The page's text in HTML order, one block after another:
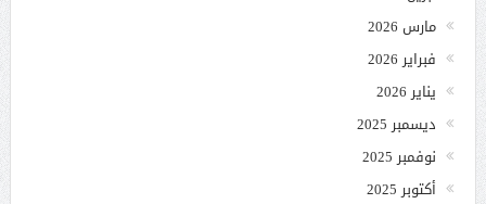
مارس 2026
فبراير 2026
يناير 2026
ديسمبر 2025
نوفمبر 2025
أكتوبر 2025